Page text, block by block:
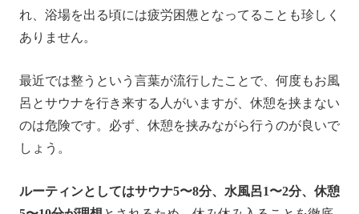
れ、浴場を出る頃には疲労困憊となってることも珍しく
ありません。
最近では整うという言葉が流行したことで、何度もお風
呂とサウナを行き来する人がいますが、休憩を挟まない
のは危険です。必ず、休憩を挟みながら行うのが良いで
しょう。
ルーティンとしてはサウナ5〜8分、水風呂1〜2分、休憩